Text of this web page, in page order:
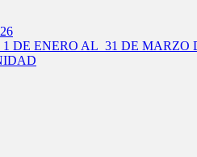
DE ENERO AL 31 DE MARZO